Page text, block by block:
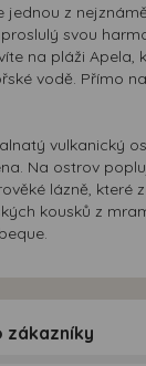
z
svou
na pláži
vodě. Přímo
vulkanický
Na ostrov
lázně,
kousků z
zákazníky